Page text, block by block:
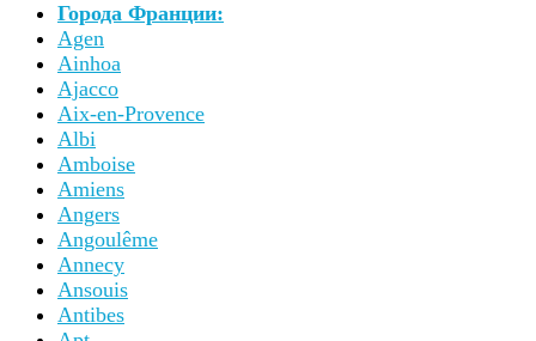
Города Франции:
Agen
Ainhoa
Ajacco
Aix-en-Provence
Albi
Amboise
Amiens
Angers
Angoulême
Annecy
Ansouis
Antibes